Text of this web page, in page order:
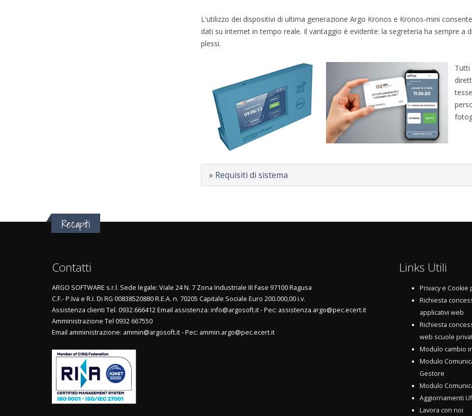
L'utilizzo dei dispositivi di ultima generazione Argo Kronos e Kronos-mini
dati su internet in tempo reale. Il vantaggio è evidente: la segreteria ha sempre a
plessi.
Tutti
» Requisiti di sistema
Recapiti
Contatti
ARGO SOFTWARE s.r.l. Sede legale: Viale 24 N. 7 Zona Industriale III Fase 97100 Ragusa
C.F.- P.Iva e R.I. Di RG 00838520880 R.E.A. n. 70205 Capitale Sociale Euro 200.000,00 i.v.
Assistenza clienti Tel. 0932.666412 Email assistenza: info@argosoft.it - Pec: assistenza.argo@pec.ecert.it
Amministrazione Tel 0932 667550
Email amministrazione: ammin@argosoft.it - Pec: ammin.argo@pec.ecert.it
Links Utili
Privacy e Cookie
Richiesta
applicativi web
Richiesta
web scuole
Modulo cambio
Modulo
Gestore
Modulo
Aggiornamenti
Lavora con noi